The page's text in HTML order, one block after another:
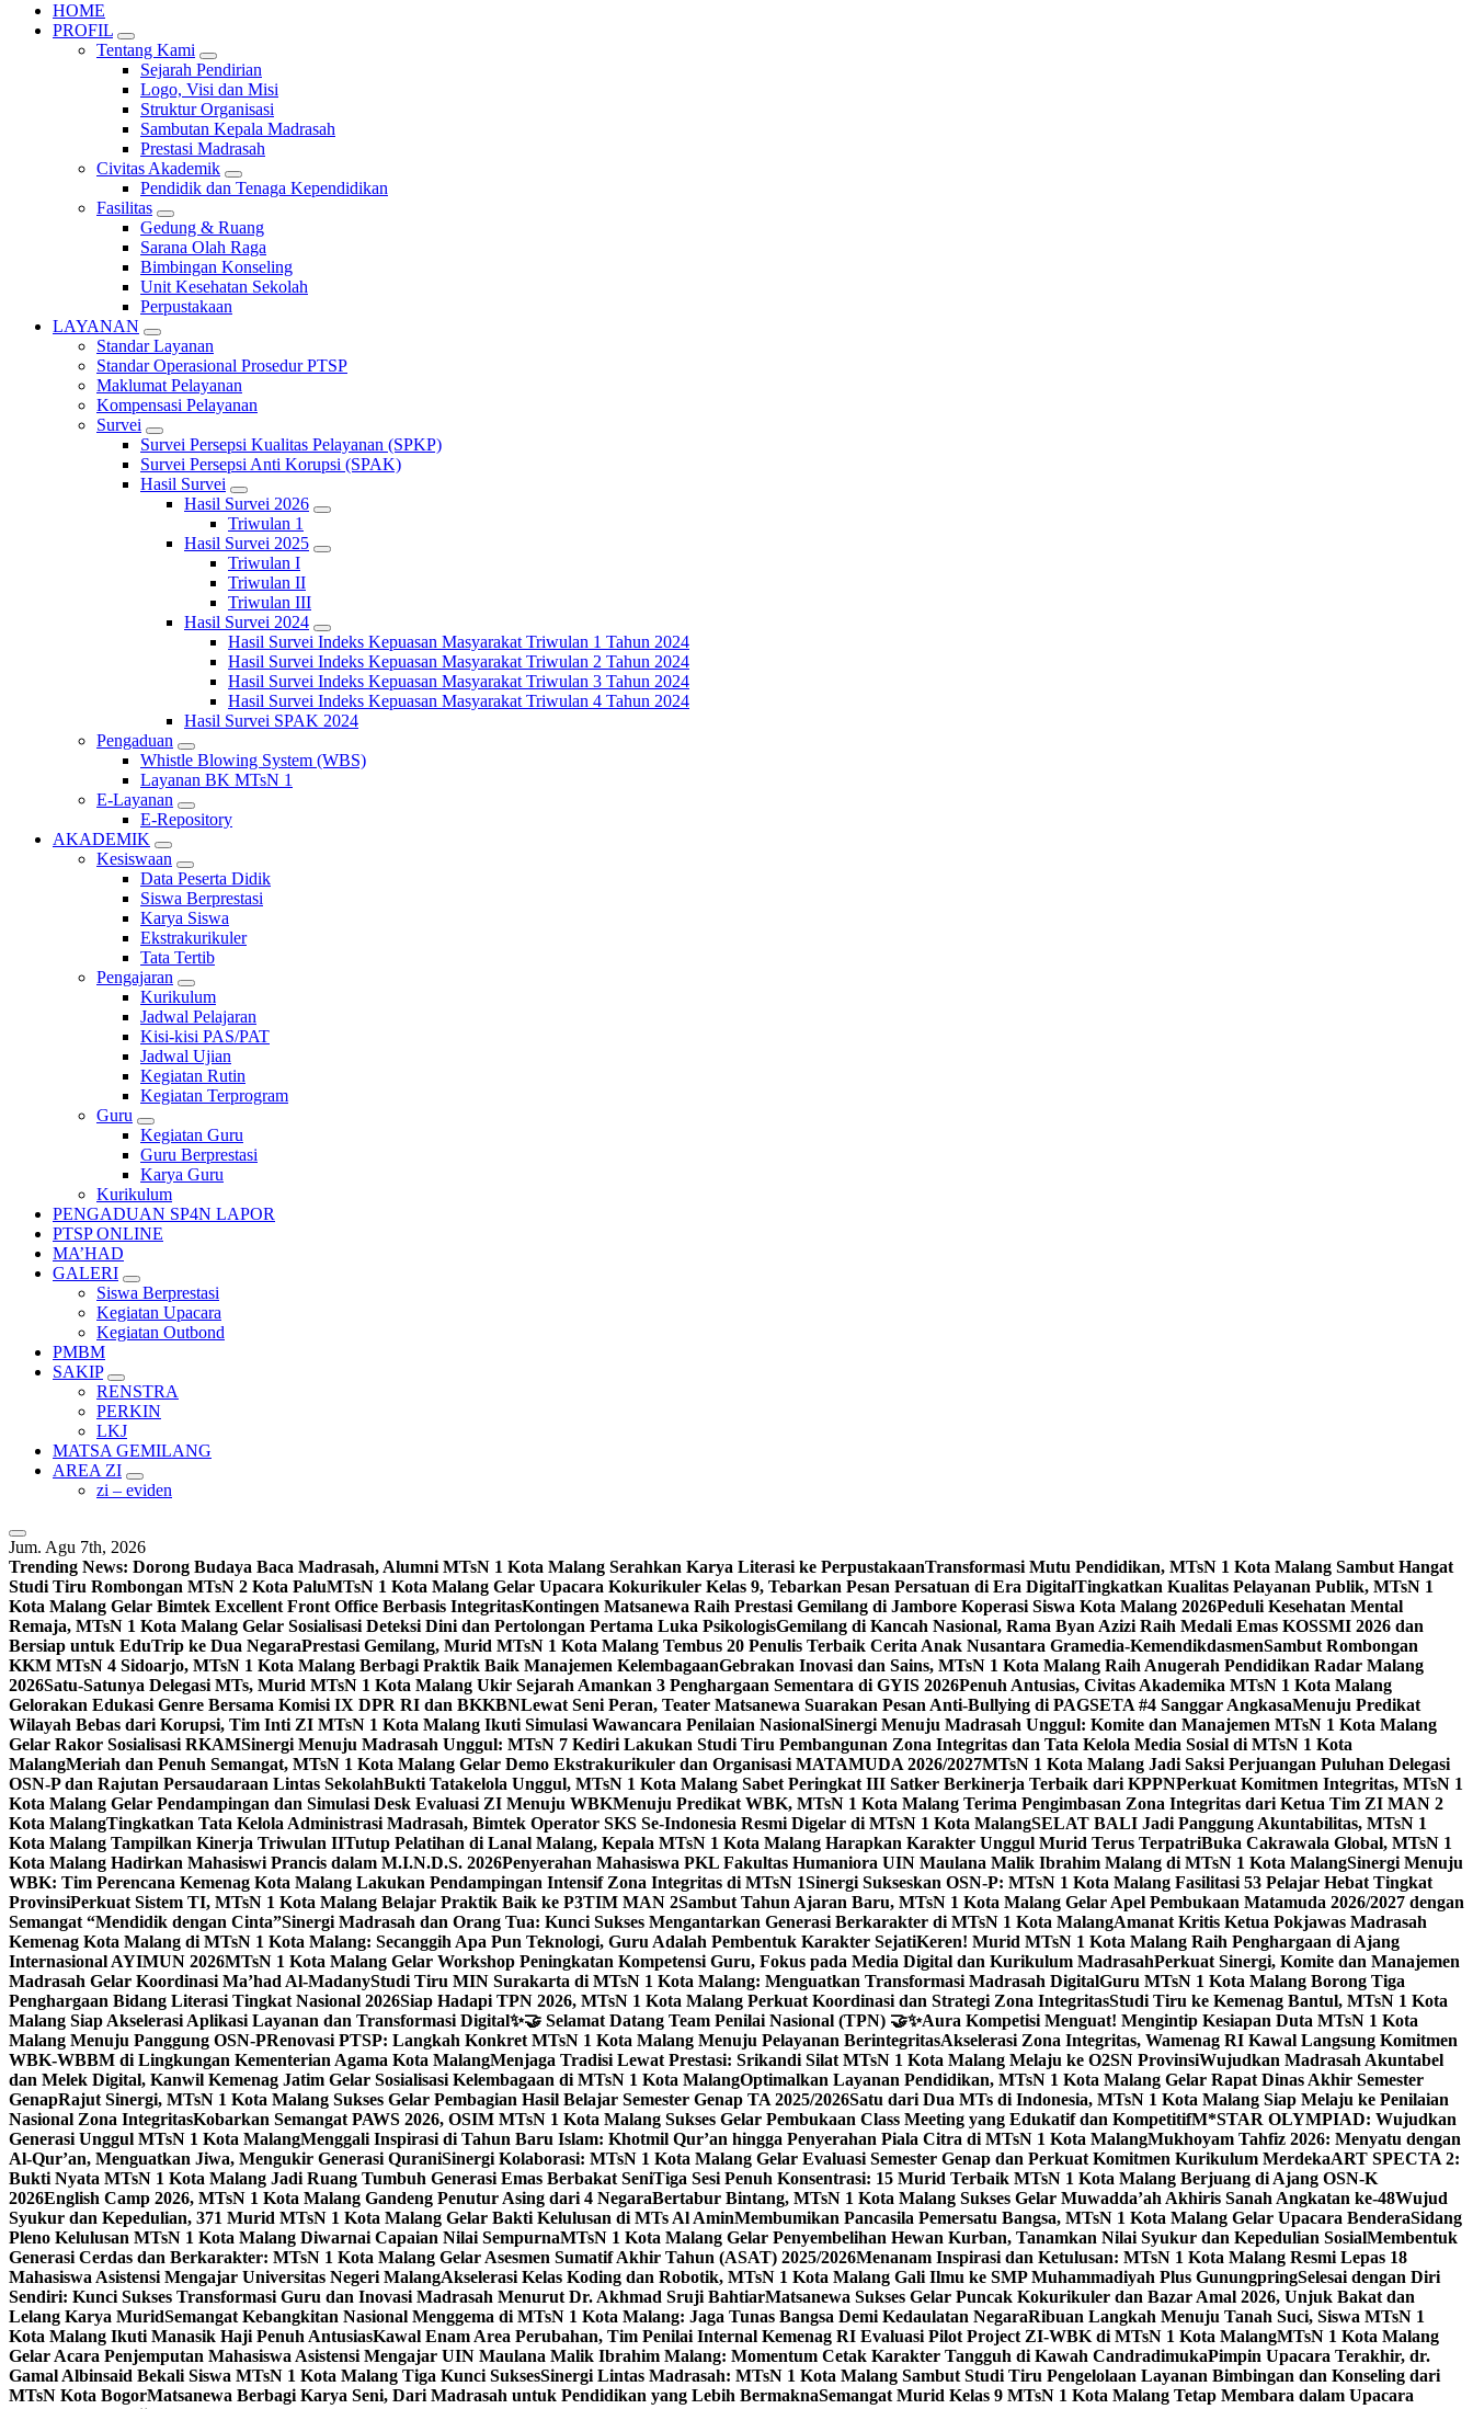
HOME
PROFIL
Tentang Kami
Sejarah Pendirian
Logo, Visi dan Misi
Struktur Organisasi
Sambutan Kepala Madrasah
Prestasi Madrasah
Civitas Akademik
Pendidik dan Tenaga Kependidikan
Fasilitas
Gedung & Ruang
Sarana Olah Raga
Bimbingan Konseling
Unit Kesehatan Sekolah
Perpustakaan
LAYANAN
Standar Layanan
Standar Operasional Prosedur PTSP
Maklumat Pelayanan
Kompensasi Pelayanan
Survei
Survei Persepsi Kualitas Pelayanan (SPKP)
Survei Persepsi Anti Korupsi (SPAK)
Hasil Survei
Hasil Survei 2026
Triwulan 1
Hasil Survei 2025
Triwulan I
Triwulan II
Triwulan III
Hasil Survei 2024
Hasil Survei Indeks Kepuasan Masyarakat Triwulan 1 Tahun 2024
Hasil Survei Indeks Kepuasan Masyarakat Triwulan 2 Tahun 2024
Hasil Survei Indeks Kepuasan Masyarakat Triwulan 3 Tahun 2024
Hasil Survei Indeks Kepuasan Masyarakat Triwulan 4 Tahun 2024
Hasil Survei SPAK 2024
Pengaduan
Whistle Blowing System (WBS)
Layanan BK MTsN 1
E-Layanan
E-Repository
AKADEMIK
Kesiswaan
Data Peserta Didik
Siswa Berprestasi
Karya Siswa
Ekstrakurikuler
Tata Tertib
Pengajaran
Kurikulum
Jadwal Pelajaran
Kisi-kisi PAS/PAT
Jadwal Ujian
Kegiatan Rutin
Kegiatan Terprogram
Guru
Kegiatan Guru
Guru Berprestasi
Karya Guru
Kurikulum
PENGADUAN SP4N LAPOR
PTSP ONLINE
MA’HAD
GALERI
Siswa Berprestasi
Kegiatan Upacara
Kegiatan Outbond
PMBM
SAKIP
RENSTRA
PERKIN
LKJ
MATSA GEMILANG
AREA ZI
zi – eviden
Jum. Agu 7th, 2026
Trending News: Dorong Budaya Baca Madrasah, Alumni MTsN 1 Kota Malang Serahkan Karya Literasi ke PerpustakaanTransformasi Mutu Pendidikan, MTsN 1 Kota Malang Sambut Hangat
Studi Tiru Rombongan MTsN 2 Kota PaluMTsN 1 Kota Malang Gelar Upacara Kokurikuler Kelas 9, Tebarkan Pesan Persatuan di Era DigitalTingkatkan Kualitas Pelayanan Publik, MTsN 1
Kota Malang Gelar Bimtek Excellent Front Office Berbasis IntegritasKontingen Matsanewa Raih Prestasi Gemilang di Jambore Koperasi Siswa Kota Malang 2026Peduli Kesehatan Mental
Remaja, MTsN 1 Kota Malang Gelar Sosialisasi Deteksi Dini dan Pertolongan Pertama Luka PsikologisGemilang di Kancah Nasional, Rama Byan Azizi Raih Medali Emas KOSSMI 2026 dan
Bersiap untuk EduTrip ke Dua NegaraPrestasi Gemilang, Murid MTsN 1 Kota Malang Tembus 20 Penulis Terbaik Cerita Anak Nusantara Gramedia-KemendikdasmenSambut Rombongan
KKM MTsN 4 Sidoarjo, MTsN 1 Kota Malang Berbagi Praktik Baik Manajemen KelembagaanGebrakan Inovasi dan Sains, MTsN 1 Kota Malang Raih Anugerah Pendidikan Radar Malang
2026Satu-Satunya Delegasi MTs, Murid MTsN 1 Kota Malang Ukir Sejarah Amankan 3 Penghargaan Sementara di GYIS 2026Penuh Antusias, Civitas Akademika MTsN 1 Kota Malang
Gelorakan Edukasi Genre Bersama Komisi IX DPR RI dan BKKBNLewat Seni Peran, Teater Matsanewa Suarakan Pesan Anti-Bullying di PAGSETA #4 Sanggar AngkasaMenuju Predikat
Wilayah Bebas dari Korupsi, Tim Inti ZI MTsN 1 Kota Malang Ikuti Simulasi Wawancara Penilaian NasionalSinergi Menuju Madrasah Unggul: Komite dan Manajemen MTsN 1 Kota Malang
Gelar Rakor Sosialisasi RKAMSinergi Menuju Madrasah Unggul: MTsN 7 Kediri Lakukan Studi Tiru Pembangunan Zona Integritas dan Tata Kelola Media Sosial di MTsN 1 Kota
MalangMeriah dan Penuh Semangat, MTsN 1 Kota Malang Gelar Demo Ekstrakurikuler dan Organisasi MATAMUDA 2026/2027MTsN 1 Kota Malang Jadi Saksi Perjuangan Puluhan Delegasi
OSN-P dan Rajutan Persaudaraan Lintas SekolahBukti Tatakelola Unggul, MTsN 1 Kota Malang Sabet Peringkat III Satker Berkinerja Terbaik dari KPPNPerkuat Komitmen Integritas, MTsN 1
Kota Malang Gelar Pendampingan dan Simulasi Desk Evaluasi ZI Menuju WBKMenuju Predikat WBK, MTsN 1 Kota Malang Terima Pengimbasan Zona Integritas dari Ketua Tim ZI MAN 2
Kota MalangTingkatkan Tata Kelola Administrasi Madrasah, Bimtek Operator SKS Se-Indonesia Resmi Digelar di MTsN 1 Kota MalangSELAT BALI Jadi Panggung Akuntabilitas, MTsN 1
Kota Malang Tampilkan Kinerja Triwulan IITutup Pelatihan di Lanal Malang, Kepala MTsN 1 Kota Malang Harapkan Karakter Unggul Murid Terus TerpatriBuka Cakrawala Global, MTsN 1
Kota Malang Hadirkan Mahasiswi Prancis dalam M.I.N.D.S. 2026Penyerahan Mahasiswa PKL Fakultas Humaniora UIN Maulana Malik Ibrahim Malang di MTsN 1 Kota MalangSinergi Menuju
WBK: Tim Perencana Kemenag Kota Malang Lakukan Pendampingan Intensif Zona Integritas di MTsN 1Sinergi Sukseskan OSN-P: MTsN 1 Kota Malang Fasilitasi 53 Pelajar Hebat Tingkat
ProvinsiPerkuat Sistem TI, MTsN 1 Kota Malang Belajar Praktik Baik ke P3TIM MAN 2Sambut Tahun Ajaran Baru, MTsN 1 Kota Malang Gelar Apel Pembukaan Matamuda 2026/2027 dengan
Semangat “Mendidik dengan Cinta”Sinergi Madrasah dan Orang Tua: Kunci Sukses Mengantarkan Generasi Berkarakter di MTsN 1 Kota MalangAmanat Kritis Ketua Pokjawas Madrasah
Kemenag Kota Malang di MTsN 1 Kota Malang: Secanggih Apa Pun Teknologi, Guru Adalah Pembentuk Karakter SejatiKeren! Murid MTsN 1 Kota Malang Raih Penghargaan di Ajang
Internasional AYIMUN 2026MTsN 1 Kota Malang Gelar Workshop Peningkatan Kompetensi Guru, Fokus pada Media Digital dan Kurikulum MadrasahPerkuat Sinergi, Komite dan Manajemen
Madrasah Gelar Koordinasi Ma’had Al-MadanyStudi Tiru MIN Surakarta di MTsN 1 Kota Malang: Menguatkan Transformasi Madrasah DigitalGuru MTsN 1 Kota Malang Borong Tiga
Penghargaan Bidang Literasi Tingkat Nasional 2026Siap Hadapi TPN 2026, MTsN 1 Kota Malang Perkuat Koordinasi dan Strategi Zona IntegritasStudi Tiru ke Kemenag Bantul, MTsN 1 Kota
Malang Siap Akselerasi Aplikasi Layanan dan Transformasi Digital✨🤝 Selamat Datang Team Penilai Nasional (TPN) 🤝✨Aura Kompetisi Menguat! Mengintip Kesiapan Duta MTsN 1 Kota
Malang Menuju Panggung OSN-PRenovasi PTSP: Langkah Konkret MTsN 1 Kota Malang Menuju Pelayanan BerintegritasAkselerasi Zona Integritas, Wamenag RI Kawal Langsung Komitmen
WBK-WBBM di Lingkungan Kementerian Agama Kota MalangMenjaga Tradisi Lewat Prestasi: Srikandi Silat MTsN 1 Kota Malang Melaju ke O2SN ProvinsiWujudkan Madrasah Akuntabel
dan Melek Digital, Kanwil Kemenag Jatim Gelar Sosialisasi Kelembagaan di MTsN 1 Kota MalangOptimalkan Layanan Pendidikan, MTsN 1 Kota Malang Gelar Rapat Dinas Akhir Semester
GenapRajut Sinergi, MTsN 1 Kota Malang Sukses Gelar Pembagian Hasil Belajar Semester Genap TA 2025/2026Satu dari Dua MTs di Indonesia, MTsN 1 Kota Malang Siap Melaju ke Penilaian
Nasional Zona IntegritasKobarkan Semangat PAWS 2026, OSIM MTsN 1 Kota Malang Sukses Gelar Pembukaan Class Meeting yang Edukatif dan KompetitifM*STAR OLYMPIAD: Wujudkan
Generasi Unggul MTsN 1 Kota MalangMenggali Inspirasi di Tahun Baru Islam: Khotmil Qur’an hingga Penyerahan Piala Citra di MTsN 1 Kota MalangMukhoyam Tahfiz 2026: Menyatu dengan
Al-Qur’an, Menguatkan Jiwa, Mengukir Generasi QuraniSinergi Kolaborasi: MTsN 1 Kota Malang Gelar Evaluasi Semester Genap dan Perkuat Komitmen Kurikulum MerdekaART SPECTA 2:
Bukti Nyata MTsN 1 Kota Malang Jadi Ruang Tumbuh Generasi Emas Berbakat SeniTiga Sesi Penuh Konsentrasi: 15 Murid Terbaik MTsN 1 Kota Malang Berjuang di Ajang OSN-K
2026English Camp 2026, MTsN 1 Kota Malang Gandeng Penutur Asing dari 4 NegaraBertabur Bintang, MTsN 1 Kota Malang Sukses Gelar Muwadda’ah Akhiris Sanah Angkatan ke-48Wujud
Syukur dan Kepedulian, 371 Murid MTsN 1 Kota Malang Gelar Bakti Kelulusan di MTs Al AminMembumikan Pancasila Pemersatu Bangsa, MTsN 1 Kota Malang Gelar Upacara BenderaSidang
Pleno Kelulusan MTsN 1 Kota Malang Diwarnai Capaian Nilai SempurnaMTsN 1 Kota Malang Gelar Penyembelihan Hewan Kurban, Tanamkan Nilai Syukur dan Kepedulian SosialMembentuk
Generasi Cerdas dan Berkarakter: MTsN 1 Kota Malang Gelar Asesmen Sumatif Akhir Tahun (ASAT) 2025/2026Menanam Inspirasi dan Ketulusan: MTsN 1 Kota Malang Resmi Lepas 18
Mahasiswa Asistensi Mengajar Universitas Negeri MalangAkselerasi Kelas Koding dan Robotik, MTsN 1 Kota Malang Gali Ilmu ke SMP Muhammadiyah Plus GunungpringSelesai dengan Diri
Sendiri: Kunci Sukses Transformasi Guru dan Inovasi Madrasah Menurut Dr. Akhmad Sruji BahtiarMatsanewa Sukses Gelar Puncak Kokurikuler dan Bazar Amal 2026, Unjuk Bakat dan
Lelang Karya MuridSemangat Kebangkitan Nasional Menggema di MTsN 1 Kota Malang: Jaga Tunas Bangsa Demi Kedaulatan NegaraRibuan Langkah Menuju Tanah Suci, Siswa MTsN 1
Kota Malang Ikuti Manasik Haji Penuh AntusiasKawal Enam Area Perubahan, Tim Penilai Internal Kemenag RI Evaluasi Pilot Project ZI-WBK di MTsN 1 Kota MalangMTsN 1 Kota Malang
Gelar Acara Penjemputan Mahasiswa Asistensi Mengajar UIN Maulana Malik Ibrahim Malang: Momentum Cetak Karakter Tangguh di Kawah CandradimukaPimpin Upacara Terakhir, dr.
Gamal Albinsaid Bekali Siswa MTsN 1 Kota Malang Tiga Kunci SuksesSinergi Lintas Madrasah: MTsN 1 Kota Malang Sambut Studi Tiru Pengelolaan Layanan Bimbingan dan Konseling dari
MTsN Kota BogorMatsanewa Berbagi Karya Seni, Dari Madrasah untuk Pendidikan yang Lebih BermaknaSemangat Murid Kelas 9 MTsN 1 Kota Malang Tetap Membara dalam Upacara